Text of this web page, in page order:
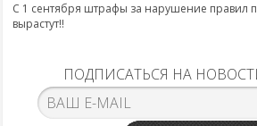
С 1 сентября штрафы за нарушение правил
вырастут!!
ПОДПИСАТЬСЯ НА